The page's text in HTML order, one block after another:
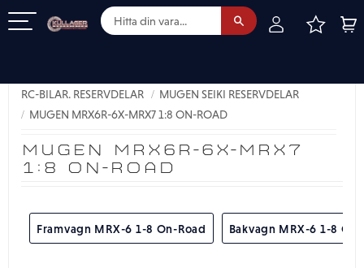
MUGEN MRX6R-6X-MRX7
1:8 ON-ROAD
RC-BILAR. RESERVDELAR
MUGEN SEIKI RESERVDELAR
MUGEN MRX6R-6X-MRX7 1:8 ON-ROAD
Framvagn MRX-6 1-8 On-Road Bakvagn MRX-6 1-8